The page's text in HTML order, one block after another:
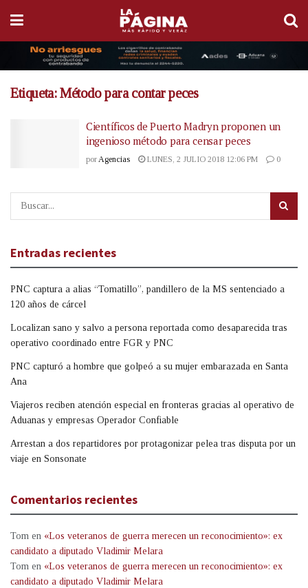
Etiqueta:Método para contar peces
Científicos de Puerto Madryn proponen un
ingenioso método para censar peces
por Agencias LUNES, 2 JULIO 2018 12:06 PM 0
Entradas recientes
PNC captura a alias “Tomatillo”, pandillero de la MS sentenciado a
120 años de cárcel
Localizan sano y salvo a persona reportada como desaparecida tras
operativo coordinado entre FGR y PNC
PNC capturó a hombre que golpeó a su mujer embarazada en Santa
Ana
Viajeros reciben atención especial en fronteras gracias al operativo de
Aduanas y empresas Operador Confiable
Arrestan a dos repartidores por protagonizar pelea tras disputa por un
viaje en Sonsonate
Comentarios recientes
Tom en «Los veteranos de guerra merecen un reconocimiento»: ex
candidato a diputado Vladimir Melara
Tom en «Los veteranos de guerra merecen un reconocimiento»: ex
candidato a diputado Vladimir Melara